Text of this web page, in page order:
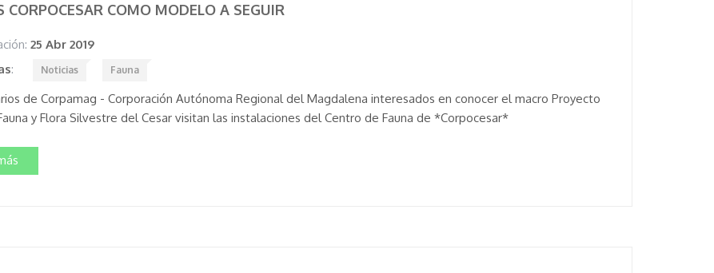
CORPOCESAR COMO MODELO A SEGUIR
25 Abr 2019
: Noticias Fauna
de Corpamag - Corporación Autónoma Regional del Magdalena interesados en conocer el macro Proyecto
y Flora Silvestre del Cesar visitan las instalaciones del Centro de Fauna de *Corpocesar*